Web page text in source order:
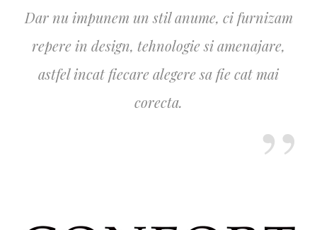
Dar nu impunem un stil anume, ci furnizam
repere in design, tehnologie si amenajare,
astfel incat fiecare alegere sa fie cat mai
corecta.